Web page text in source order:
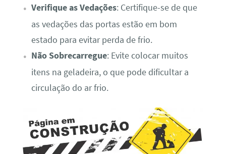
Verifique as Vedações: Certifique-se de que
as vedações das portas estão em bom
estado para evitar perda de frio.
Não Sobrecarregue: Evite colocar muitos
itens na geladeira, o que pode dificultar a
circulação do ar frio.